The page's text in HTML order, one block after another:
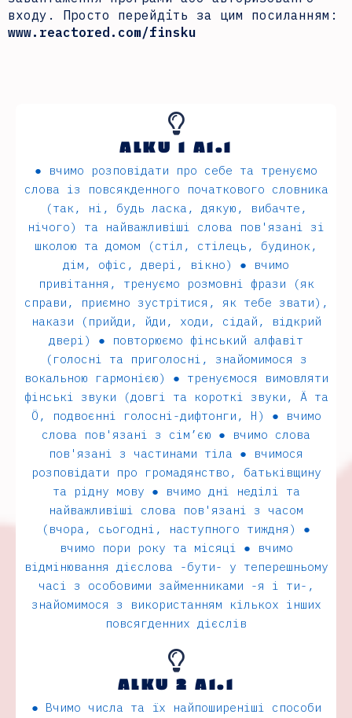
входу. Просто перейдіть за цим посиланням:
www.reactored.com/finsku
ALKU 1 A1.1
● вчимо розповiдати про себе та тренуємо
слова iз повсякденного початкового словника
(так, нi, будь ласка, дякую, вибачте,
нiчого) та найважливiшi слова пов'язані зi
школою та домом (стiл, стiлець, будинок,
дiм, офiс, дверi, вiкно) ● вчимо
привiтання, тренуємо розмовнi фрази (як
справи, приємно зустрiтися, як тебе звати),
накази (прийди, йди, ходи, сiдай, вiдкрий
дверi) ● повторюємо фiнський алфавiт
(голоснi та приголоснi, знайомимося з
вокальною гармонiєю) ● тренуємося вимовляти
фiнськi звуки (довгi та короткi звуки, Ä та
Ö, подвоєннi голоснi-дифтонги, H) ● вчимо
слова пов'язані з сiм’єю ● вчимо слова
пов'язані з частинами тiла ● вчимося
розповiдати про громадянство, батькiвщину
та рiдну мову ● вчимо днi недiлi та
найважливiшi слова пов'язані з часом
(вчора, сьогоднi, наступного тиждня) ●
вчимо пори року та мiсяцi ● вчимо
вiдмiнювання дієслова -бути- у теперешньому
часi з особовими займенниками -я i ти-,
знайомимося з використанням кiлькох iнших
повсягденних дієслів
ALKU 2 A1.1
● Вчимо числа та їх найпоширеніші способи